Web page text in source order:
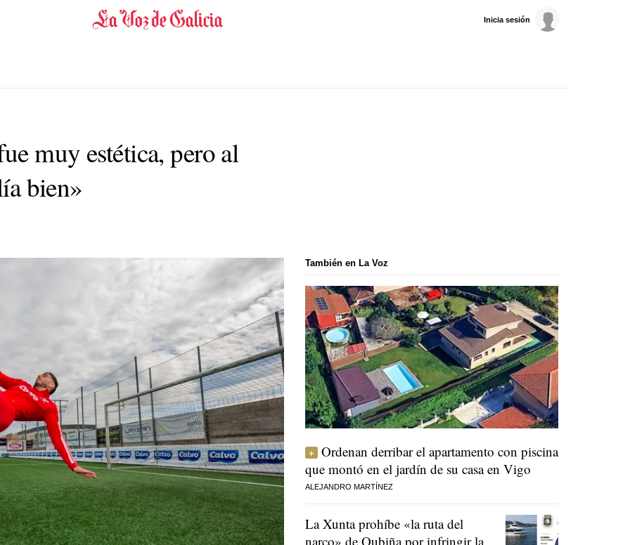
Inicia sesión
muy estética, pero al
bien»
También en La Voz
Ordenan derribar el apartamento con piscina
que montó en el jardín de su casa en Vigo
ALEJANDRO MARTÍNEZ
La Xunta prohíbe «la ruta del
narco» de Oubiña por infringir la